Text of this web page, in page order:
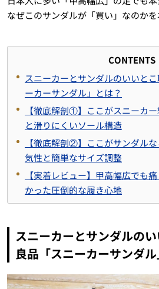
なぜこのサンダルが「買い」なのかを
CONTENTS
スニーカーとサンダルのいいと
ーカーサンダル」とは？
【徹底解剖①】ここがスニーカ
と滑りにくいソール構造
【徹底解剖②】ここがサンダル
気性と簡単なサイズ調整
【実着レビュー】甲高幅広でも
かった圧倒的な履き心地
スニーカーとサンダルの
良品「スニーカーサンダル